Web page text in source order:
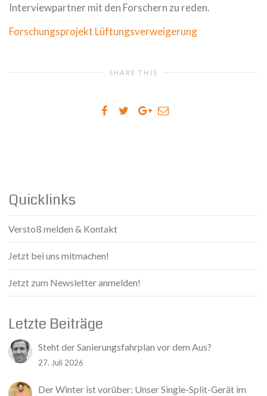
Interviewpartner mit den Forschern zu reden.
Forschungsprojekt Lüftungsverweigerung
SHARE THIS
Quicklinks
Verstoß melden & Kontakt
Jetzt bei uns mitmachen!
Jetzt zum Newsletter anmelden!
Letzte Beiträge
Steht der Sanierungsfahrplan vor dem Aus?
27. Juli 2026
Der Winter ist vorüber: Unser Single-Split-Gerät im